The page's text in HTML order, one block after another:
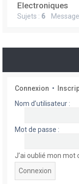
Electroniques
Sujets : 6
Connexion •
Nom d’utilisateur :
Mot de passe :
J’ai oublié mon mot